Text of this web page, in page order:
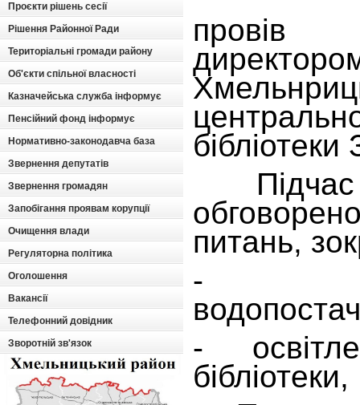
Проєкти рішень сесії
Рішення Районної Ради
Територіальні громади району
Об'єкти спільної власності
Казначейська служба інформує
Пенсійний фонд інформує
Нормативно-законодавча база
Звернення депутатів
Звернення громадян
Запобігання проявам корупції
Очищення влади
Регуляторна політика
Оголошення
Вакансії
Телефонний довідник
Зворотній зв'язок
провів
Підчас
питань,
-
-
бібліотеки,